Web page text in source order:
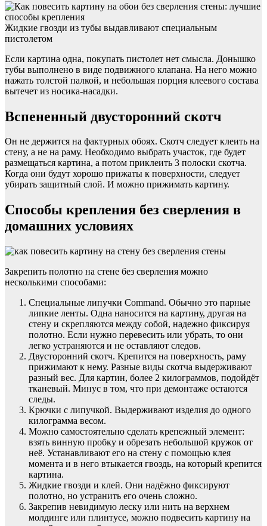
Жидкие гвозди из тубы выдавливают специальным
пистолетом
Если картина одна, покупать пистолет нет смысла. Донышко
тубы выполнено в виде подвижного клапана. На него можно
нажать толстой палкой, и небольшая порция клеевого состава
вытечет из носика-насадки.
Вспененный двусторонний скотч
Он не держится на фактурных обоях. Скотч следует клеить на
стену, а не на раму. Необходимо выбрать участок, где будет
размещаться картина, а потом приклеить 3 полоски скотча.
Когда они будут хорошо прижаты к поверхности, следует
убирать защитный слой. И можно прижимать картину.
Способы крепления без сверления в
домашних условиях
Закрепить полотно на стене без сверления можно
несколькими способами:
Специальные липучки Command. Обычно это парные
липкие ленты. Одна наносится на картину, другая на
стену и скрепляются между собой, надежно фиксируя
полотно. Если нужно перевесить или убрать, то они
легко устраняются и не оставляют следов.
Двусторонний скотч. Крепится на поверхность, раму
прижимают к нему. Разные виды скотча выдерживают
разный вес. Для картин, более 2 килограммов, подойдёт
тканевый. Минус в том, что при демонтаже остаются
следы.
Крючки с липучкой. Выдерживают изделия до одного
килограмма весом.
Можно самостоятельно сделать крепежный элемент:
взять винную пробку и обрезать небольшой кружок от
неё. Устанавливают его на стену с помощью клея
момента и в него втыкается гвоздь, на который крепится
картина.
Жидкие гвозди и клей. Они надёжно фиксируют
полотно, но устранить его очень сложно.
Закрепив невидимую леску или нить на верхнем
молдинге или плинтусе, можно подвесить картину на